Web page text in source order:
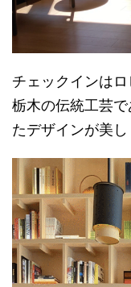
チェックインはロ
栃木の伝統工芸
たデザインが美し